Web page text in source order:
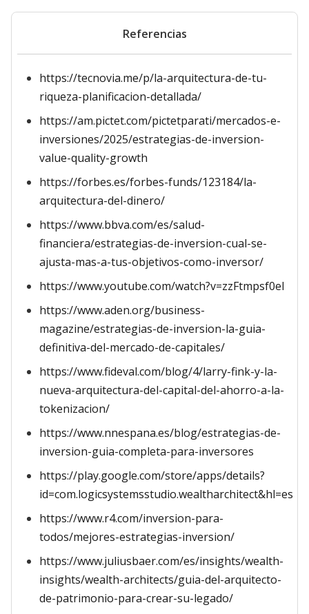
Referencias
https://tecnovia.me/p/la-arquitectura-de-tu-
riqueza-planificacion-detallada/
https://am.pictet.com/pictetparati/mercados-e-
inversiones/2025/estrategias-de-inversion-
value-quality-growth
https://forbes.es/forbes-funds/123184/la-
arquitectura-del-dinero/
https://www.bbva.com/es/salud-
financiera/estrategias-de-inversion-cual-se-
ajusta-mas-a-tus-objetivos-como-inversor/
https://www.youtube.com/watch?v=zzFtmpsf0eI
https://www.aden.org/business-
magazine/estrategias-de-inversion-la-guia-
definitiva-del-mercado-de-capitales/
https://www.fideval.com/blog/4/larry-fink-y-la-
nueva-arquitectura-del-capital-del-ahorro-a-la-
tokenizacion/
https://www.nnespana.es/blog/estrategias-de-
inversion-guia-completa-para-inversores
https://play.google.com/store/apps/details?
id=com.logicsystemsstudio.wealtharchitect&hl=es
https://www.r4.com/inversion-para-
todos/mejores-estrategias-inversion/
https://www.juliusbaer.com/es/insights/wealth-
insights/wealth-architects/guia-del-arquitecto-
de-patrimonio-para-crear-su-legado/